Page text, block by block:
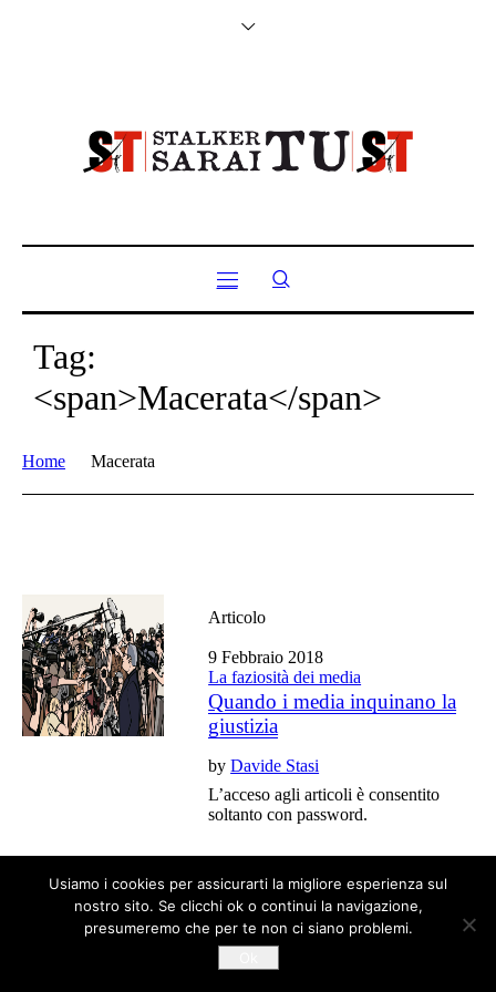
Tag:
<span>Macerata</span>
Home Macerata
Articolo
9 Febbraio 2018
La faziosità dei media
Quando i media inquinano la
giustizia
byDavide Stasi
L’acceso agli articoli è consentito
soltanto con password.
Tutti gli articoli del blog sono liberi da copyright
Usiamo i cookies per assicurarti la migliore esperienza sul
nostro sito. Se clicchi ok o continui la navigazione,
presumeremo che per te non ci siano problemi.